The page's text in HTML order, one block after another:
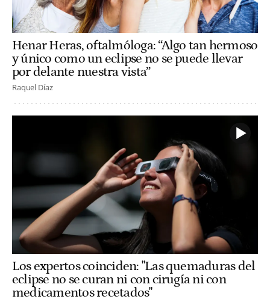
Henar Heras, oftalmóloga: “Algo tan hermoso
y único como un eclipse no se puede llevar
por delante nuestra vista”
Raquel Díaz
Los expertos coinciden: "Las quemaduras del
eclipse no se curan ni con cirugía ni con
medicamentos recetados"